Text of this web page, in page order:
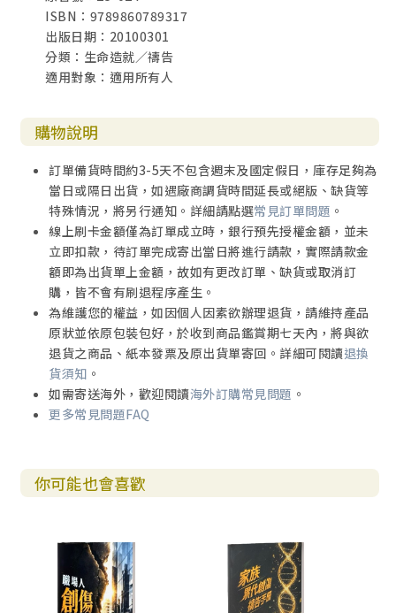
ISBN：9789860789317
出版日期：20100301
分類：生命造就／禱告
適用對象：適用所有人
購物說明
訂單備貨時間約3-5天不包含週末及國定假日，庫存足夠為
當日或隔日出貨，如遇廠商調貨時間延長或絕版、缺貨等
特殊情況，將另行通知。詳細請點選常見訂單問題 。
線上刷卡金額僅為訂單成立時，銀行預先授權金額，並未
立即扣款，待訂單完成寄出當日將進行請款，實際請款金
額即為出貨單上金額，故如有更改訂單、缺貨或取消訂
購，皆不會有刷退程序產生。
為維護您的權益，如因個人因素欲辦理退貨，請維持產品
原狀並依原包裝包好，於收到商品鑑賞期七天內，將與欲
退貨之商品、紙本發票及原出貨單寄回。詳細可閱讀退換
貨須知 。
如需寄送海外，歡迎閱讀海外訂購常見問題 。
更多常見問題FAQ
你可能也會喜歡